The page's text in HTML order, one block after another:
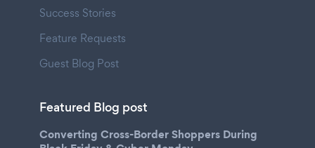
Success Stories
Feature Requests
Guest Blog Post
Featured Blog post
Converting Cross-Border Shoppers During